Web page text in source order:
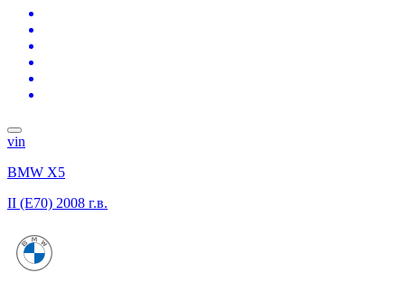
vin
BMW X5
II (E70) 2008 г.в.